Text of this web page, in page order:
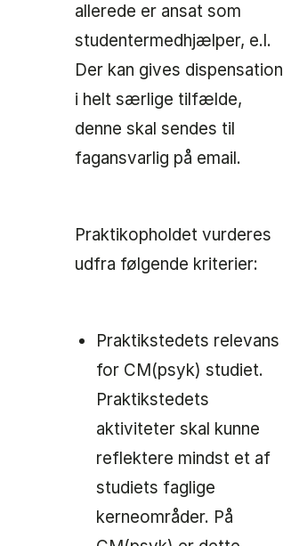
allerede er ansat som
studentermedhjælper, e.l.
Der kan gives dispensation
i helt særlige tilfælde,
denne skal sendes til
fagansvarlig på email.
Praktikopholdet vurderes
udfra følgende kriterier:
Praktikstedets relevans
for CM(psyk) studiet.
Praktikstedets
aktiviteter skal kunne
reflektere mindst et af
studiets faglige
kerneområder. På